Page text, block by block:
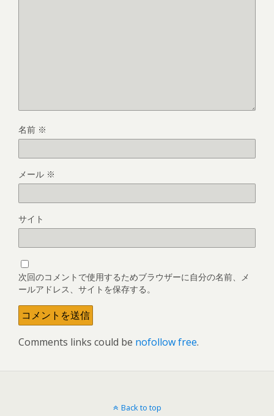
名前 ※
メール ※
サイト
次回のコメントで使用するためブラウザーに自分の名前、メ
ールアドレス、サイトを保存する。
Comments links could be nofollow free.
Back to top